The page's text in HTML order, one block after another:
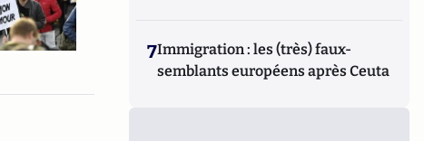
7Immigration : les (très) faux-
semblants européens après Ceuta